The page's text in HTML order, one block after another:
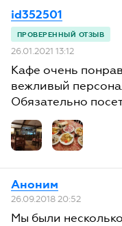
id352501
26.01.2021 13:12
Кафе очень
вежливый
Обязательно
Аноним
26.09.2018 20:52
Мы были